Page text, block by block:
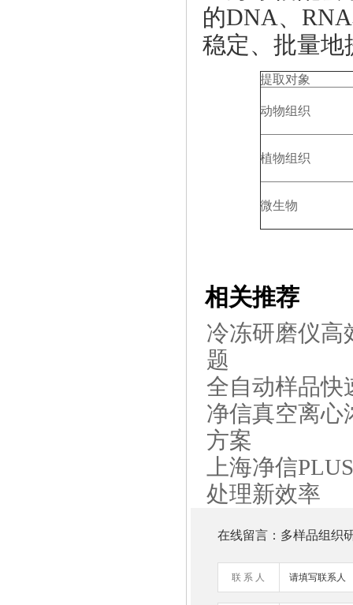
的DNA、
稳定、批量地
提取对象
动物组织
植物组织
微生物
相关推荐
冷冻研磨仪高
题
全自动样品快
净信真空离心
方案
上海净信
处理新效率
在线留言：多样品组织
联 系 人